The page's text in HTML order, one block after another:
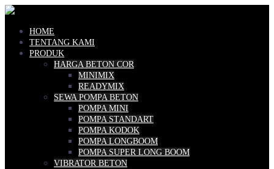
Skip
contentHOME
TENTANG KAMI
PRODUK
HARGA BETON COR
MINIMIX
READYMIX
SEWA POMPA BETON
POMPA MINI
POMPA STANDART
POMPA KODOK
POMPA LONGBOOM
POMPA SUPER LONG BOOM
VIBRATOR BETON